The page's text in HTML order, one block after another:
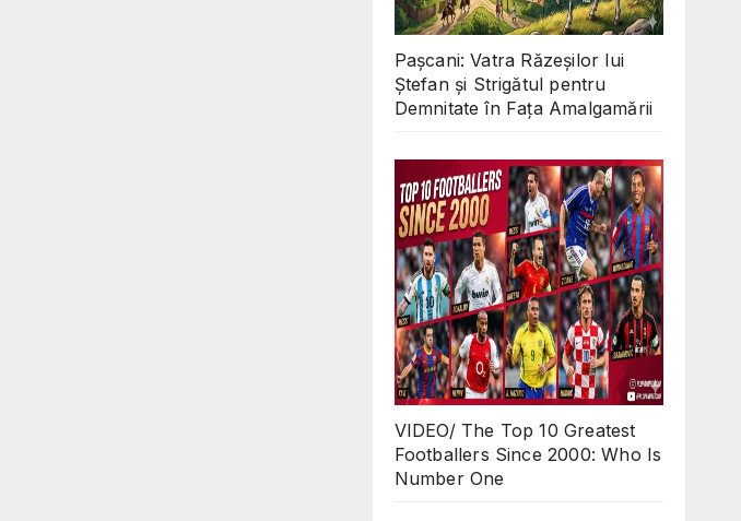
Pașcani: Vatra Răzeșilor lui
Ștefan și Strigătul pentru
Demnitate în Fața Amalgamării
VIDEO/ The Top 10 Greatest
Footballers Since 2000: Who Is
Number One